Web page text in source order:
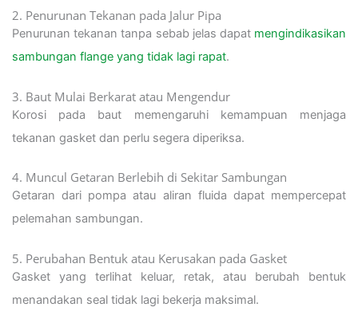
2. Penurunan Tekanan pada Jalur Pipa
Penurunan tekanan tanpa sebab jelas dapat mengindikasikan
sambungan flange yang tidak lagi rapat.
3. Baut Mulai Berkarat atau Mengendur
Korosi pada baut memengaruhi kemampuan menjaga
tekanan gasket dan perlu segera diperiksa.
4. Muncul Getaran Berlebih di Sekitar Sambungan
Getaran dari pompa atau aliran fluida dapat mempercepat
pelemahan sambungan.
5. Perubahan Bentuk atau Kerusakan pada Gasket
Gasket yang terlihat keluar, retak, atau berubah bentuk
menandakan seal tidak lagi bekerja maksimal.